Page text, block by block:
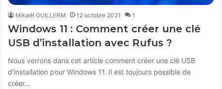
Mikaël GUILLERM 12 octobre 2021 1
Windows 11 : Comment créer une clé
USB d’installation avec Rufus ?
Nous verrons dans cet article comment créer une clé USB
d’installation pour Windows 11. Il est toujours possible de
créer…